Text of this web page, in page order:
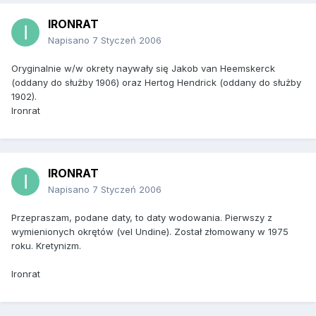
IRONRAT
Napisano 7 Styczeń 2006
Oryginalnie w/w okrety naywały się Jakob van Heemskerck
(oddany do służby 1906) oraz Hertog Hendrick (oddany do służby
1902).
Ironrat
IRONRAT
Napisano 7 Styczeń 2006
Przepraszam, podane daty, to daty wodowania. Pierwszy z
wymienionych okrętów (vel Undine). Został złomowany w 1975
roku. Kretynizm.
Ironrat